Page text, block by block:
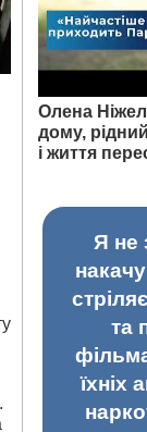
Олена
дому,
і життя
Я не
та
їхніх